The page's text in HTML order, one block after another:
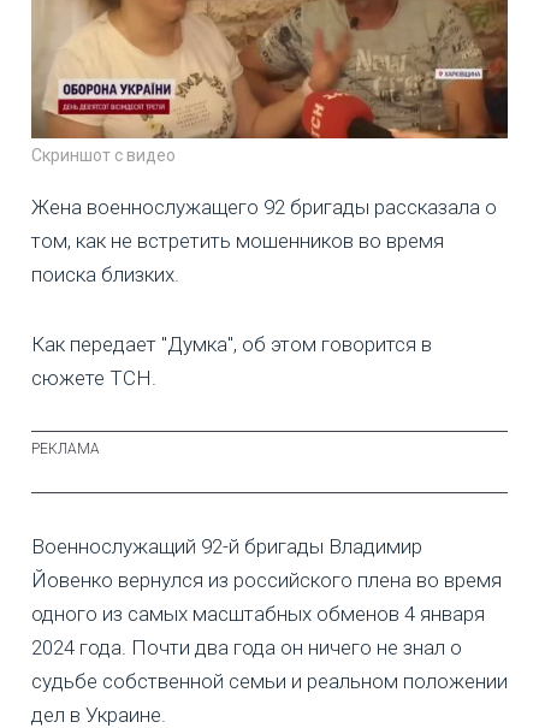
Скриншот с видео
Жена военнослужащего 92 бригады рассказала о
том, как не встретить мошенников во время
поиска близких.
Как передает "Думка", об этом говорится в
сюжете ТСН.
Военнослужащий 92-й бригады Владимир
Йовенко вернулся из российского плена во время
одного из самых масштабных обменов 4 января
2024 года. Почти два года он ничего не знал о
судьбе собственной семьи и реальном положении
дел в Украине.